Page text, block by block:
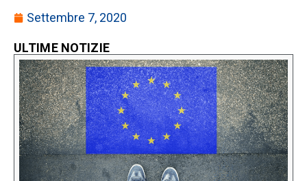
Settembre 7, 2020
ULTIME NOTIZIE